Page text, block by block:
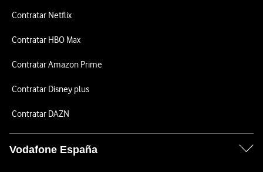
Contratar Netflix
Contratar HBO Max
Contratar Amazon Prime
Contratar Disney plus
Contratar DAZN
Vodafone España